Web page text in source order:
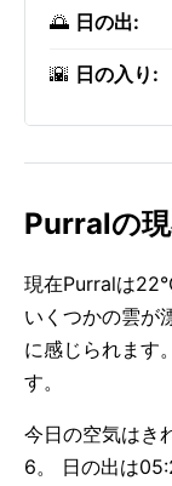
🌅 日の出:
🌇 日の入り:
Purralの
現在Purralは
いくつかの雲が
に感じられます
す。
今日の空気はき
6。 日の出は